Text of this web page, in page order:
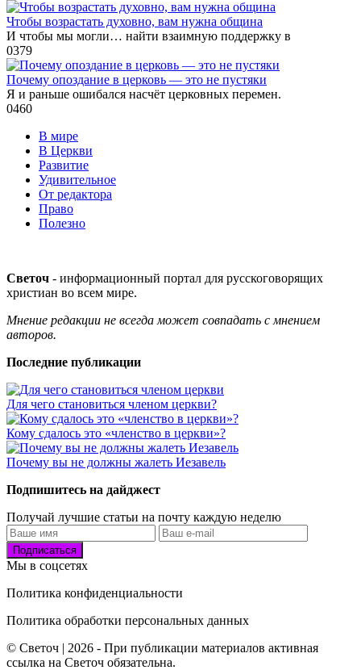
Чтобы возрастать духовно, вам нужна община
И чтобы мы могли… найти взаимную поддержку в
0379
Почему опоздание в церковь — это не пустяки
Я и раньше ошибался насчёт церковных перемен.
0460
В мире
В Церкви
Развитие
Удивительное
От редактора
Право
Полезно
Светоч - информационный портал для русскоговорящих
христиан во всем мире.
Мнение редакции не всегда может совпадать с мнением
авторов.
Последние публикации
Для чего становиться членом церкви?
Кому сдалось это «членство в церкви»?
Почему вы не должны жалеть Иезавель
Подпишитесь на дайджест
Получай лучшие статьи на почту каждую неделю
Подписаться
Мы в соцсетях
Политика конфиденциальности
Политика обработки персональных данных
© Светоч | 2026 - При публикации материалов активная
ссылка на Светоч обязательна.